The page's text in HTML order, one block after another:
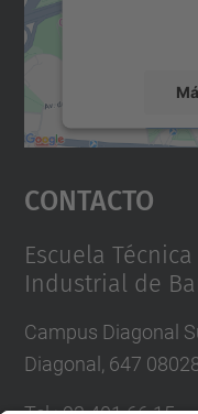
powered
Contacto
Escuela
Industrial de
Campus Diagonal
Diagonal, 647